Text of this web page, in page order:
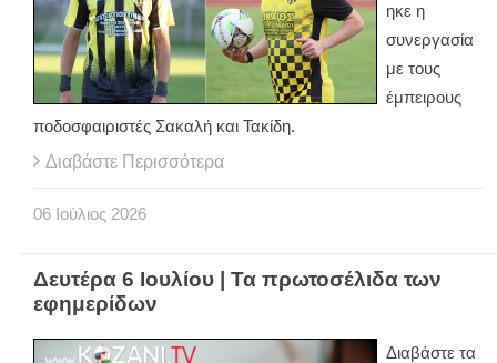
ηκε η
συνεργασία
με τους
έμπειρους
ποδοσφαιριστές Σακαλή και Τακίδη.
Διαβάστε Περισσότερα
06 Ιούλιος 2026
Δευτέρα 6 Ιουλίου | Τα πρωτοσέλιδα των
εφημερίδων
Διαβάστε τα